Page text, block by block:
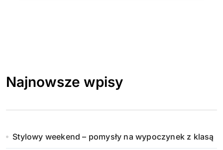
Najnowsze wpisy
Stylowy weekend – pomysły na wypoczynek z klasą